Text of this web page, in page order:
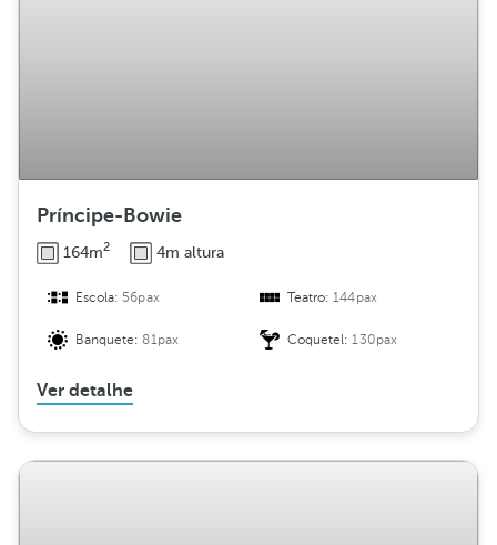
Príncipe-Bowie
164m2 4m altura
Escola: 56pax Teatro:144pax
Banquete:81pax Coquetel:130pax
Ver detalhe